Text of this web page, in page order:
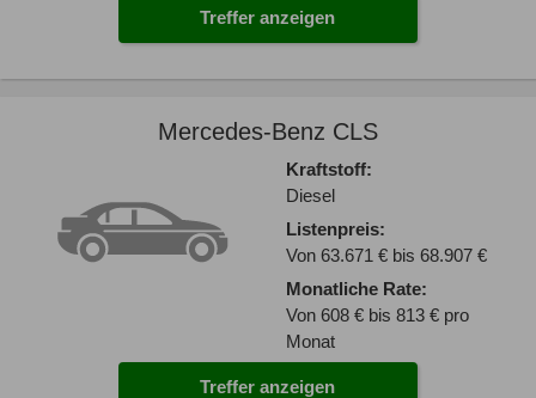
Treffer anzeigen
Mercedes-Benz CLS
Kraftstoff:
Diesel
Listenpreis:
Von 63.671 € bis 68.907 €
Monatliche Rate:
Von 608 € bis 813 € pro
Monat
Treffer anzeigen